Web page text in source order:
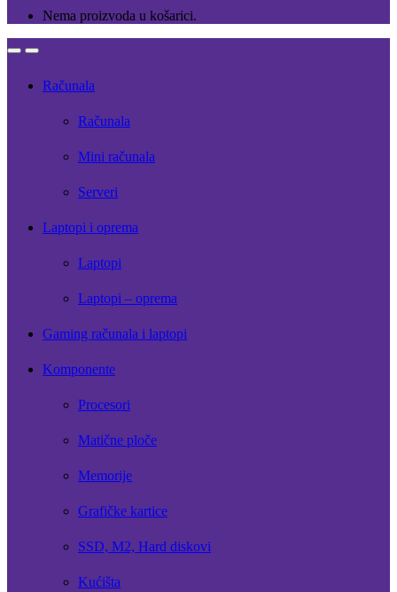
Nema proizvoda u košarici.
OpenClose
Računala
Računala
Mini računala
Serveri
Laptopi i oprema
Laptopi
Laptopi – oprema
Gaming računala i laptopi
Komponente
Procesori
Matične ploče
Memorije
Grafičke kartice
SSD, M2, Hard diskovi
Kućišta